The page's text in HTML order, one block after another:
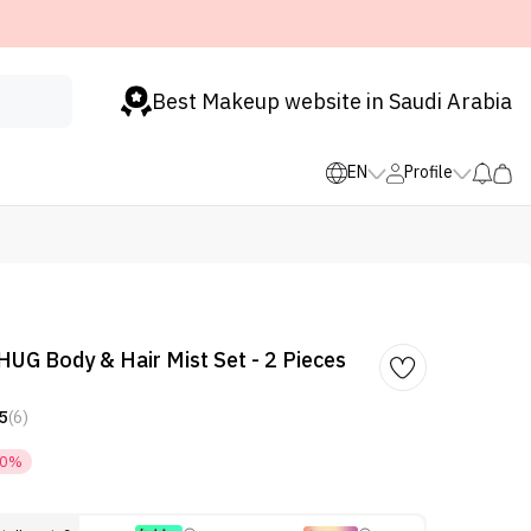
Best Makeup website in Saudi Arabia
EN Profile
Body & Hair Mist Set - 2 Pieces
5(6)